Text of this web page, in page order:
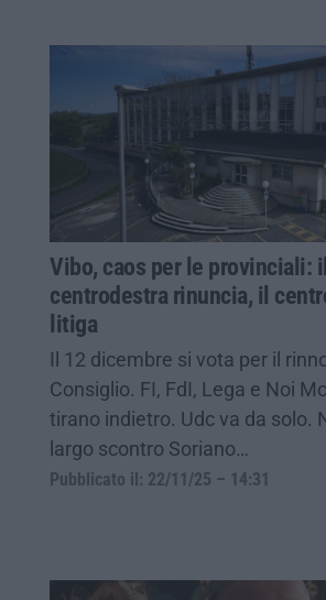
Vibo, caos per le provinciali: il
centrodestra rinuncia, il
litiga
Il 12 dicembre si vota per il
Consiglio. FI, FdI, Lega e Noi
tirano indietro. Udc va da solo.
largo scontro Soriano…
Pubblicato il: 22/11/25 – 14:31